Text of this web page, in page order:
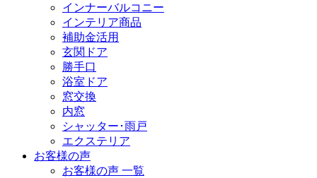
インナーバルコニー
インテリア商品
補助金活用
玄関ドア
勝手口
浴室ドア
窓交換
内窓
シャッター･雨戸
エクステリア
お客様の声
お客様の声 一覧